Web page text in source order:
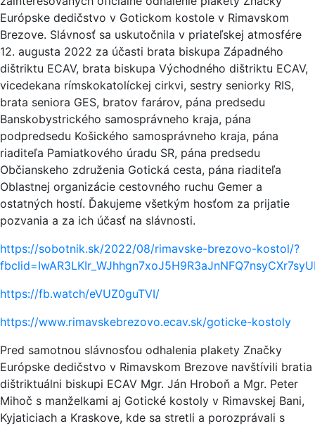
Európske dedičstvo v Gotickom kostole v Rimavskom
Brezove. Slávnosť sa uskutočnila v priateľskej atmosfére
12. augusta 2022 za účasti brata biskupa Západného
dištriktu ECAV, brata biskupa Východného dištriktu ECAV,
vicedekana rímskokatolíckej cirkvi, sestry seniorky RIS,
brata seniora GES, bratov farárov, pána predsedu
Banskobystrického samosprávneho kraja, pána
podpredsedu Košického samosprávneho kraja, pána
riaditeľa Pamiatkového úradu SR, pána predsedu
Občianskeho združenia Gotická cesta, pána riaditeľa
Oblastnej organizácie cestovného ruchu Gemer a
ostatných hostí. Ďakujeme všetkým hosťom za prijatie
pozvania a za ich účasť na slávnosti.
https://sobotnik.sk/2022/08/rimavske-brezovo-kostol/?
https://fb.watch/eVUZ0guTVI/
https://www.rimavskebrezovo.ecav.sk/goticke-kostoly
Pred samotnou slávnosťou odhalenia plakety Značky
Európske dedičstvo v Rimavskom Brezove navštívili bratia
dištriktuálni biskupi ECAV Mgr. Ján Hroboň a Mgr. Peter
Mihoč s manželkami aj Gotické kostoly v Rimavskej Bani,
Kyjaticiach a Kraskove, kde sa stretli a porozprávali s